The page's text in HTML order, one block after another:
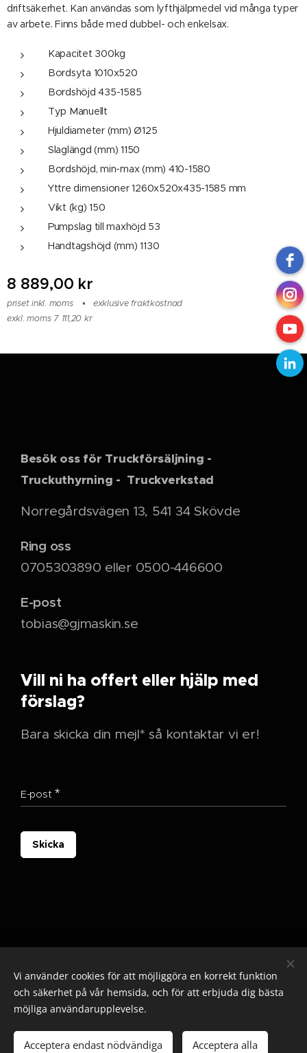
driftsäkerhet. Kan användas som lyfthjälpmedel vid många typer
av arbete. Finns både med dubbel- och enkelsax.
Kapacitet 300kg
Bordsyta 1010x520
Bordshöjd 435-1585
Typ Manuellt
Hjuldiameter (mm) Ø125
Slaglängd (mm) 1150
Bordshöjd, min-max (mm) 410-1580
Yttre dimensioner 1260x520x435-1585 mm
Vikt (kg) 150
Pumpslag till maxhöjd 53
Handtagshöjd (mm) 1130
8 889,00 kr
priset inkl. moms
exklusive fraktkostnad
exkl. moms 7 111,20 kr
Besök oss för Truckförsäljning -
Truckuthyrning - Truckverkstad
Norregårdsvägen 13, 541 34 Skövde
Ring oss
0705303890 eller 0500-446600
E-post
tobias@gjmaskin.se
Vill ni ha offert eller hjälp med
förslag?
Bara skicka din mejl* så kontaktar vi er!
E-post
Skicka
© 2025 Alla rättigheter reserverade
Cookies
Vi använder cookies för att möjliggöra en korrekt funktion
och säkerhet på vår hemsida, och för att erbjuda dig bästa
möjliga användarupplevelse.
Acceptera endast nödvändiga Acceptera alla